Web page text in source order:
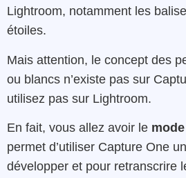
Lightroom, notamment les
étoiles.
Mais attention, le concept des
ou blancs n’existe pas sur
utilisez pas sur Lightroom.
En fait, vous allez avoir le
permet d’utiliser Capture One
développer et pour retranscrire